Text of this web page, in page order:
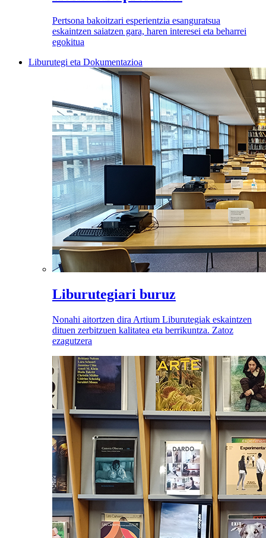
Pertsona bakoitzari esperientzia esanguratsua
eskaintzen saiatzen gara, haren interesei eta beharrei
egokitua
Liburutegi eta Dokumentazioa
Liburutegiari buruz
Nonahi aitortzen dira Artium Liburutegiak eskaintzen
dituen zerbitzuen kalitatea eta berrikuntza. Zatoz
ezagutzera